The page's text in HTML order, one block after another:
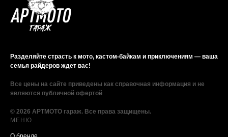
Разделяйте страсть к мото, кастом-байкам и приключениям — ваша
семья райдеров ждет вас!
Все цены на сайте приведены как справочная информация и не
являются публичной офертой
© 2026 АРТМОТО гараж. Все права защищены.
МЕНЮ